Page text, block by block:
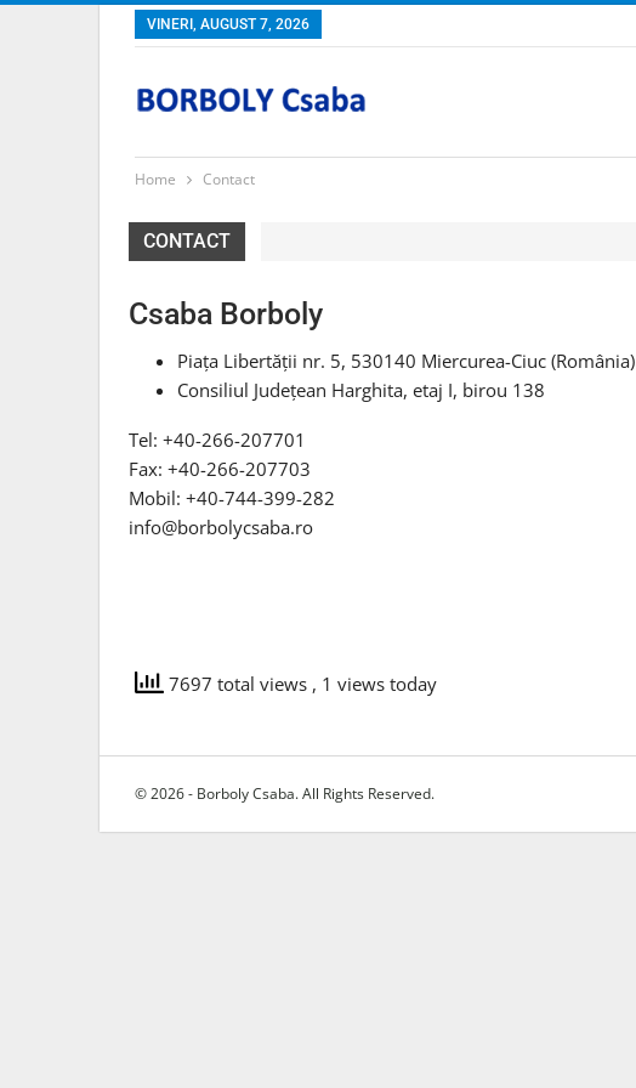
VINERI, AUGUST 7, 2026
Home Contact
CONTACT
Csaba Borboly
Piaţa Libertăţii nr. 5, 530140 Miercurea-Ciuc (România)
Consiliul Județean Harghita, etaj I, birou 138
Tel: +40-266-207701
Fax: +40-266-207703
Mobil: +40-744-399-282
info@borbolycsaba.ro
7697 total views , 1 views today
© 2026 - Borboly Csaba. All Rights Reserved.